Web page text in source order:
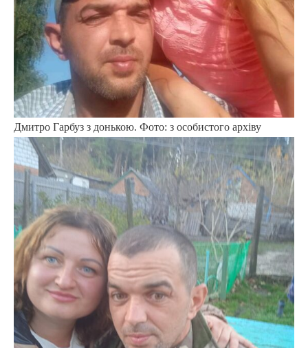
Дмитро Гарбуз з донькою. Фото: з особистого архіву